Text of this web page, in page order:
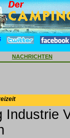
NACHRICHTEN
Industrie